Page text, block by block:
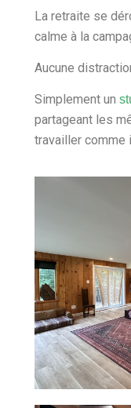
La retraite se
calme à la
Aucune
Simplement un
partageant les
travailler comme